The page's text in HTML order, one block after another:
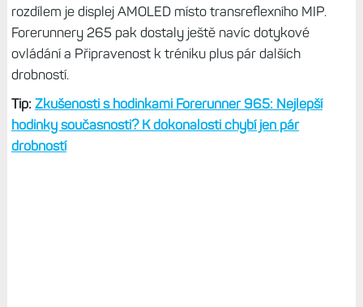
rozdílem je displej AMOLED místo transreflexního MIP.
Forerunnery 265 pak dostaly ještě navíc dotykové
ovládání a Připravenost k tréniku plus pár dalších
drobností.
Tip: Zkušenosti s hodinkami Forerunner 965: Nejlepší
hodinky současnosti? K dokonalosti chybí jen pár
drobností